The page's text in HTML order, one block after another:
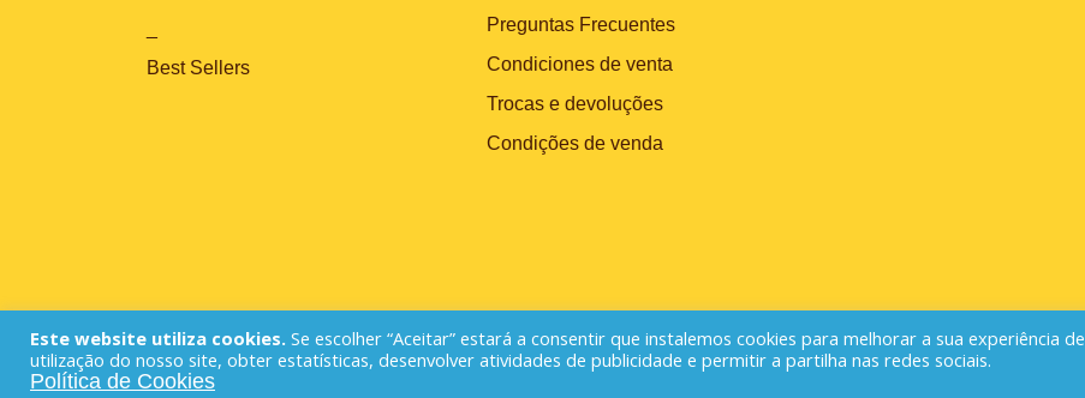
Best Sellers
Preguntas Frecuentes
Condiciones de venta
Trocas e devoluções
Condições de venda
2023 © Patch & Co |Developed by Transglobal Design & New Media
Este website utiliza cookies. Se escolher “Aceitar” estará a consentir que instalemos cookies para melhorar a sua experiência de
utilização do nosso site, obter estatísticas, desenvolver atividades de publicidade e permitir a partilha nas redes sociais.
Política de Cookies